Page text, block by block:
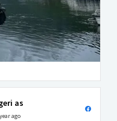
as
ago